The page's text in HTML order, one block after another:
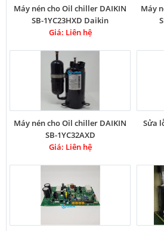
Máy nén cho Oil chiller DAIKIN
SB-1YC23HXD Daikin
Compressor
Giá: Liên hệ
Máy
Máy nén cho Oil chiller DAIKIN
SB-1YC32AXD
Giá: Liên hệ
Sửa